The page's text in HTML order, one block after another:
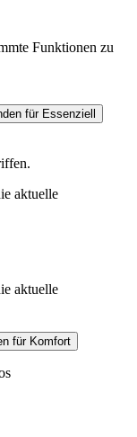
Funktionen zu
für Essenziell
aktuelle
aktuelle
für Komfort